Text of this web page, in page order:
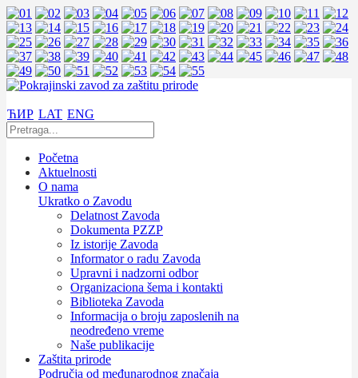
ЋИР LAT ENG
Početna
Aktuelnosti
O nama
Ukratko o Zavodu
Delatnost Zavoda
Dokumenta PZZP
Iz istorije Zavoda
Informator o radu Zavoda
Upravni i nadzorni odbor
Organizaciona šema i kontakti
Biblioteka Zavoda
Informacija o broju zaposlenih na
neodređeno vreme
Naše publikacije
Zaštita prirode
Područja od međunarodnog značaja